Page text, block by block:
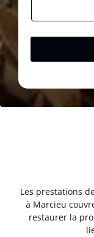
Les prestations
à Marcieu
restaurer la